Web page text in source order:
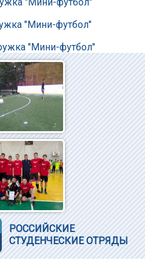
"Мини-футбол"
"Мини-футбол"
РОССИЙСКИЕ
СТУДЕНЧЕСКИЕ ОТРЯДЫ